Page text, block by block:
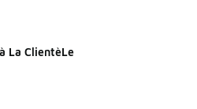
La ClientèLe